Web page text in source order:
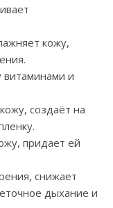
кожу,
витаминами и
создаёт на
придает ей
снижает
дыхание и